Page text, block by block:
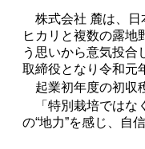
株式会社 麓は、日
ヒカリと複数の露地
う思いから意気投合
取締役となり令和元
起業初年度の初収
「特別栽培ではな
の“地力”を感じ、自